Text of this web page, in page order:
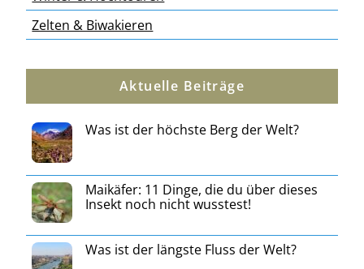
Zelten & Biwakieren
Aktuelle Beiträge
Was ist der höchste Berg der Welt?
Maikäfer: 11 Dinge, die du über dieses
Insekt noch nicht wusstest!
Was ist der längste Fluss der Welt?